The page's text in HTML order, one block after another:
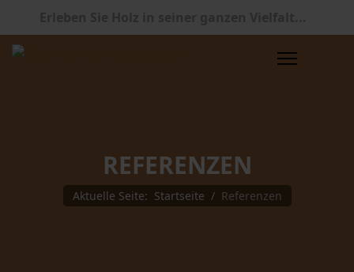
REFERENZEN
Aktuelle Seite: Startseite Referenzen